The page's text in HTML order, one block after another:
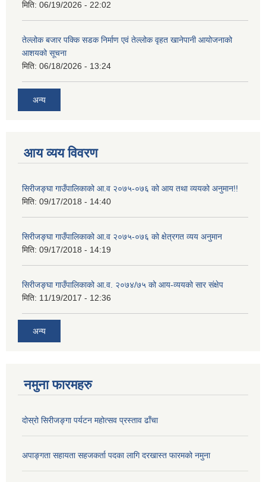
मिति: 06/19/2026 - 22:02
तेल्लोक बजार पक्कि सडक निर्माण एवं तेल्लोक वृहत खानेपानी आयोजनाको
आशयको सूचना
मिति: 06/18/2026 - 13:24
अन्य
आय व्यय विवरण
सिरीजङ्घा गाउँपालिकाको आ.व २०७५-०७६ को आय तथा व्ययको अनुमान!!
मिति: 09/17/2018 - 14:40
सिरीजङ्घा गाउँपालिकाको आ.व २०७५-०७६ को क्षेत्रगत व्यय अनुमान
मिति: 09/17/2018 - 14:19
सिरीजङ्घा गाउँपालिकाको आ.व. २०७४/७५ को आय-व्ययको सार संक्षेप
मिति: 11/19/2017 - 12:36
अन्य
नमुना फारमहरु
दोस्रो सिरीजङ्गा पर्यटन महोत्सव प्रस्ताव ढाँचा
अपाङ्गता सहायता सहजकर्ता पदका लागि दरखास्त फारमको नमुना